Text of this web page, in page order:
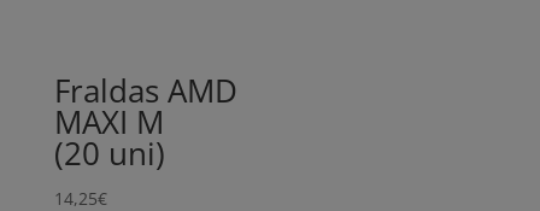
Fraldas AMD
MAXI M
(20 uni)
14,25€